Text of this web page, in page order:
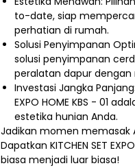
to-date, siap
perhatian di rumah.
Solusi Penyimpanan
solusi penyimpanan
peralatan dapur dengan
Investasi Jangka
EXPO HOME KBS - 01
estetika hunian Anda.
Jadikan momen memasak
Dapatkan KITCHEN SET
biasa menjadi luar biasa!